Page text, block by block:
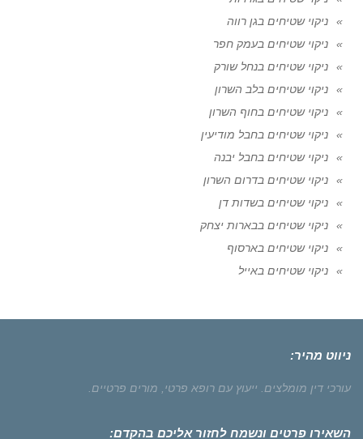
ניקוי שטיחים בגן רווה
ניקוי שטיחים בעמק חפר
ניקוי שטיחים בנחל שורק
ניקוי שטיחים בלב השרון
ניקוי שטיחים בחוף השרון
ניקוי שטיחים בחבל מודיעין
ניקוי שטיחים בחבל יבנה
ניקוי שטיחים בדרום השרון
ניקוי שטיחים בשדות דן
ניקוי שטיחים בבארות יצחק
ניקוי שטיחים בארסוף
ניקוי שטיחים באייל
ניווט מהיר:
עורכי דין מומלצים. ייעוץ עם רופא פרטי, מורים פרטיים.
השאירו פרטים ונשמח לחזור אליכם בהקדם: